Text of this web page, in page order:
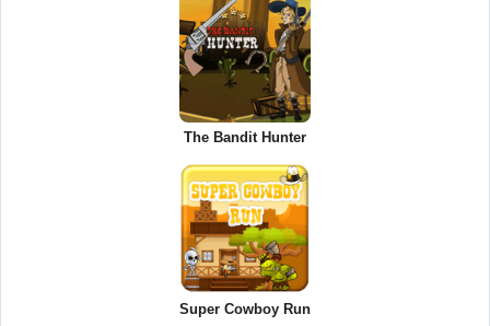
The Bandit Hunter
Super Cowboy Run